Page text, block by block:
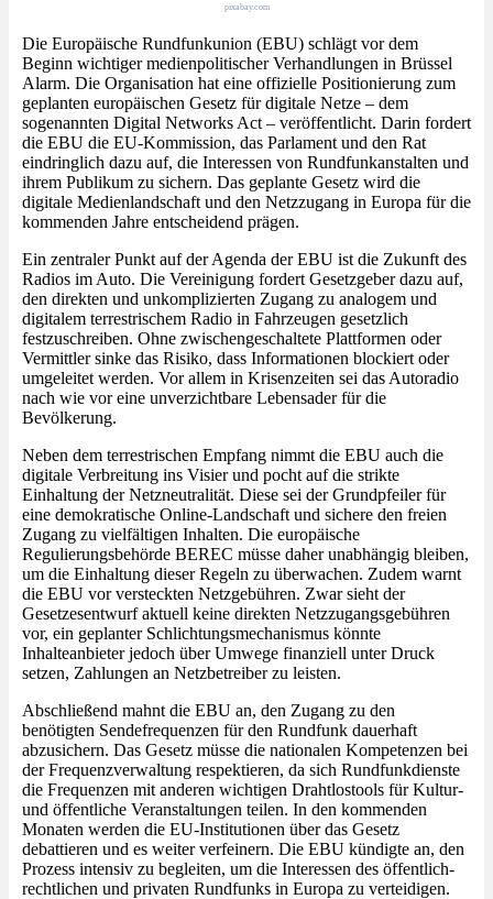
pixabay.com
Die Europäische Rundfunkunion (EBU) schlägt vor dem
Beginn wichtiger medienpolitischer Verhandlungen in Brüssel
Alarm. Die Organisation hat eine offizielle Positionierung zum
geplanten europäischen Gesetz für digitale Netze – dem
sogenannten Digital Networks Act – veröffentlicht. Darin fordert
die EBU die EU-Kommission, das Parlament und den Rat
eindringlich dazu auf, die Interessen von Rundfunkanstalten und
ihrem Publikum zu sichern. Das geplante Gesetz wird die
digitale Medienlandschaft und den Netzzugang in Europa für die
kommenden Jahre entscheidend prägen.
Ein zentraler Punkt auf der Agenda der EBU ist die Zukunft des
Radios im Auto. Die Vereinigung fordert Gesetzgeber dazu auf,
den direkten und unkomplizierten Zugang zu analogem und
digitalem terrestrischem Radio in Fahrzeugen gesetzlich
festzuschreiben. Ohne zwischengeschaltete Plattformen oder
Vermittler sinke das Risiko, dass Informationen blockiert oder
umgeleitet werden. Vor allem in Krisenzeiten sei das Autoradio
nach wie vor eine unverzichtbare Lebensader für die
Bevölkerung.
Neben dem terrestrischen Empfang nimmt die EBU auch die
digitale Verbreitung ins Visier und pocht auf die strikte
Einhaltung der Netzneutralität. Diese sei der Grundpfeiler für
eine demokratische Online-Landschaft und sichere den freien
Zugang zu vielfältigen Inhalten. Die europäische
Regulierungsbehörde BEREC müsse daher unabhängig bleiben,
um die Einhaltung dieser Regeln zu überwachen. Zudem warnt
die EBU vor versteckten Netzgebühren. Zwar sieht der
Gesetzesentwurf aktuell keine direkten Netzzugangsgebühren
vor, ein geplanter Schlichtungsmechanismus könnte
Inhalteanbieter jedoch über Umwege finanziell unter Druck
setzen, Zahlungen an Netzbetreiber zu leisten.
Abschließend mahnt die EBU an, den Zugang zu den
benötigten Sendefrequenzen für den Rundfunk dauerhaft
abzusichern. Das Gesetz müsse die nationalen Kompetenzen bei
der Frequenzverwaltung respektieren, da sich Rundfunkdienste
die Frequenzen mit anderen wichtigen Drahtlostools für Kultur-
und öffentliche Veranstaltungen teilen. In den kommenden
Monaten werden die EU-Institutionen über das Gesetz
debattieren und es weiter verfeinern. Die EBU kündigte an, den
Prozess intensiv zu begleiten, um die Interessen des öffentlich-
rechtlichen und privaten Rundfunks in Europa zu verteidigen.